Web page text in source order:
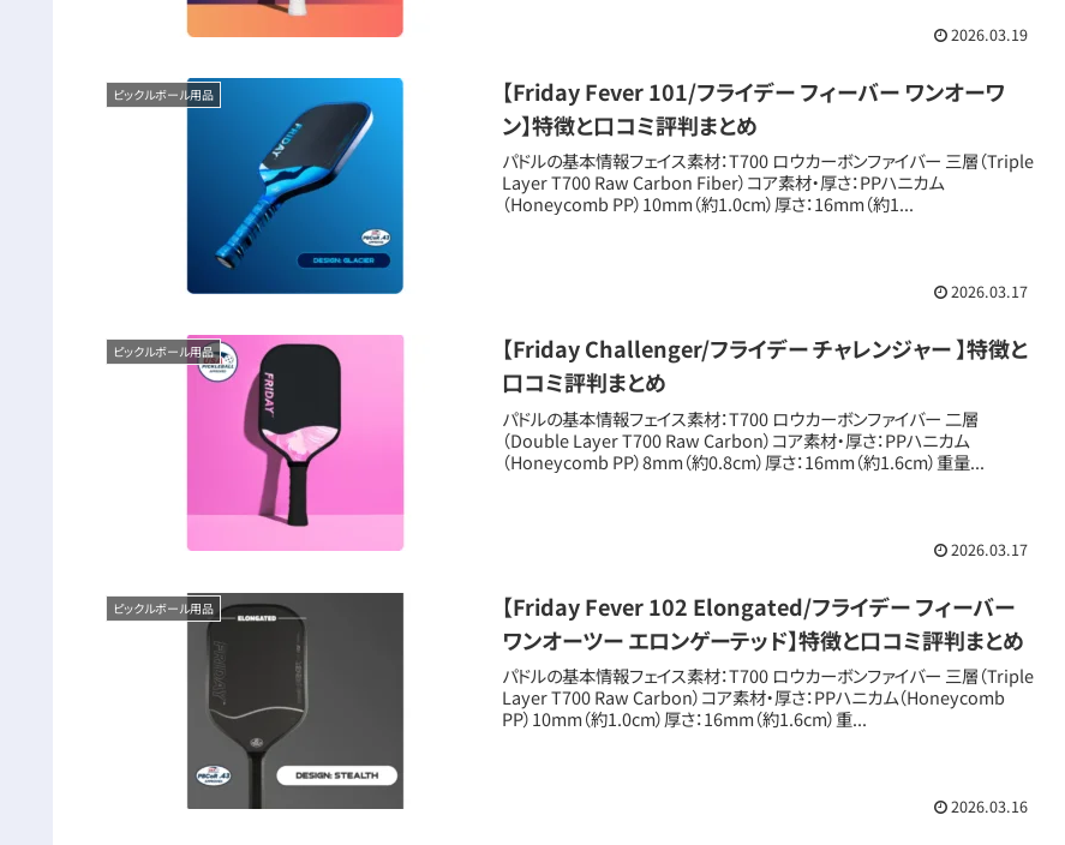
2026.03.19
ピックルボール用品
【Friday Fever 101/フライデー フィーバー ワンオーワ
ン】特徴と口コミ評判まとめ
パドルの基本情報フェイス素材：T700 ロウカーボンファイバー 三層（Triple
Layer T700 Raw Carbon Fiber）コア素材・厚さ：PPハニカム
（Honeycomb PP）10mm（約1.0cm）厚さ：16mm（約1...
2026.03.17
ピックルボール用品
【Friday Challenger/フライデー チャレンジャー 】特徴と
口コミ評判まとめ
パドルの基本情報フェイス素材：T700 ロウカーボンファイバー 二層
（Double Layer T700 Raw Carbon）コア素材・厚さ：PPハニカム
（Honeycomb PP）8mm（約0.8cm）厚さ：16mm（約1.6cm）重量...
2026.03.17
ピックルボール用品
【Friday Fever 102 Elongated/フライデー フィーバー
ワンオーツー エロンゲーテッド】特徴と口コミ評判まとめ
パドルの基本情報フェイス素材：T700 ロウカーボンファイバー 三層（Triple
Layer T700 Raw Carbon）コア素材・厚さ：PPハニカム（Honeycomb
PP）10mm（約1.0cm）厚さ：16mm（約1.6cm）重...
2026.03.16